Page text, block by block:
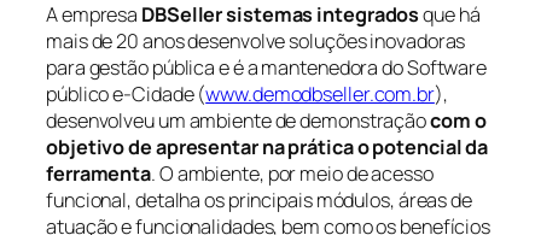
A empresa DBSeller sistemas integradosque há
mais de 20 anos desenvolve soluções inovadoras
para gestão pública e é a mantenedora do Software
público e-Cidade (www.demodbseller.com.br),
desenvolveu um ambiente de demonstraçãocom o
objetivo de apresentar na prática o potencial da
ferramenta. O ambiente, por meio de acesso
funcional, detalha os principais módulos, áreas de
atuação e funcionalidades, bem como os benefícios